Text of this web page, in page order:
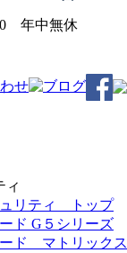
年中無休
ィ
ュリティ トップ
ド G５シリーズ
ド マトリックス